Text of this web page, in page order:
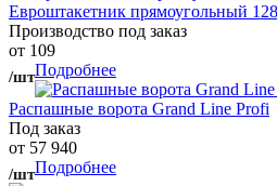
Евроштакетник прямоугольный
Производство под заказ
от 109
/штПодробнее
Распашные ворота Grand Line Profi
Под заказ
от 57 940
/штПодробнее